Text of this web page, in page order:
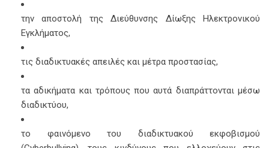
την αποστολή της Διεύθυνσης Δίωξης Ηλεκτρονικού
Εγκλήματος,
τις διαδικτυακές απειλές και μέτρα προστασίας,
τα αδικήματα και τρόπους που αυτά διαπράττονται μέσω
διαδικτύου,
το φαινόμενο του διαδικτυακού εκφοβισμού